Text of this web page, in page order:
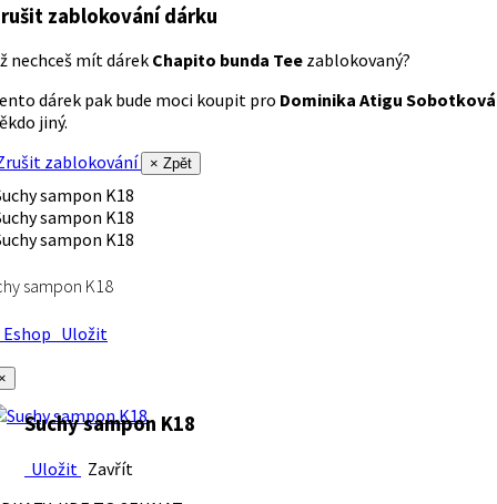
zablokování dárku
nechceš mít dárek Chapito bunda Tee zablokovaný?
dárek pak bude moci koupit pro Dominika Atigu Sobotková
jiný.
zablokování
× Zpět
sampon K18
Uložit
Suchy sampon K18
Uložit Zavřít